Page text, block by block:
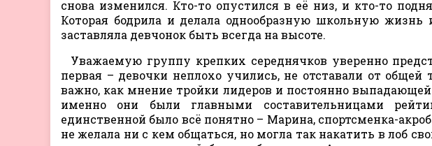
снова изменился. Кто-то опустился в её низ, и кто-то
Которая бодрила и делала однообразную школьную жизнь
заставляла девчонок быть всегда на высоте.
Уважаемую группу крепких середнячков уверенно
первая – девочки неплохо учились, не отставали от
важно, как мнение тройки лидеров и постоянно
именно они были главными составительницами
единственной было всё понятно – Марина, спортсменка-
не желала ни с кем общаться, но могла так накатить в лоб